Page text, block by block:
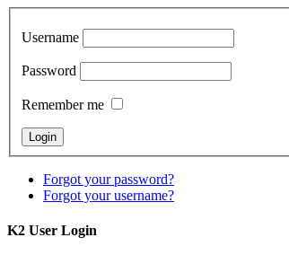
Username
Password
Remember me
Forgot your password?
Forgot your username?
K2 User Login